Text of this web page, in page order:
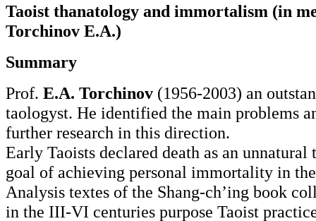
Taoist thanatology and immortalism (in
Torchinov E.A.)
Summary
Prof. E.A. Torchinov (1956-2003) an
taologyst. He identified the main problems
further research in this direction.
Early Taoists declared death as an unnatural
goal of achieving personal immortality in
Analysis textes of the Shang-ch’ing book
in the III-VI centuries purpose Taoist